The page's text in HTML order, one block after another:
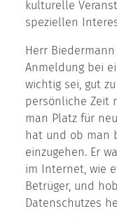
kulturelle
speziellen
Herr
Anmeldung bei
wichtig sei, gut
persönliche Zeit
man Platz für
hat und ob man
einzugehen. Er
im Internet, wie
Betrüger, und
Datenschutzes